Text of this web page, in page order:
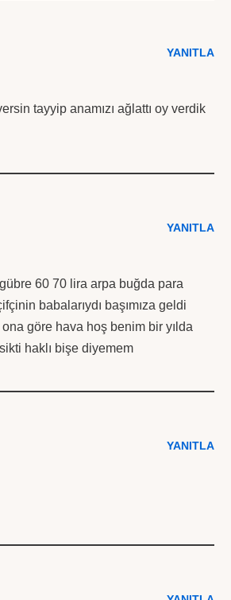
YANITLA
tayyip anamızı ağlattı oy verdik
YANITLA
60 70 lira arpa buğda para
babalarıydı başımıza geldi
göre hava hoş benim bir yılda
haklı bişe diyemem
YANITLA